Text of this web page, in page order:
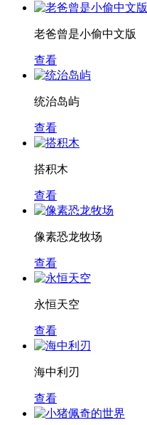
老爸曾是小偷中文版
查看
统治岛屿
查看
搭积木
查看
像素恐龙牧场
查看
永恒天空
查看
海中利刃
查看